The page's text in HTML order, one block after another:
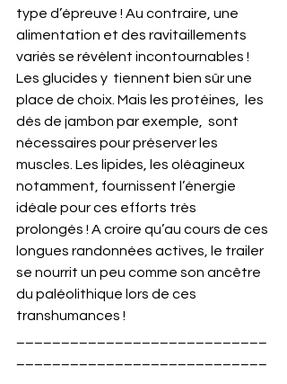
type d’épreuve ! Au contraire, une
alimentation et des ravitaillements
variés se révèlent incontournables !
Les glucides y  tiennent bien sûr une
place de choix. Mais les protéines,  les
dés de jambon par exemple,  sont
nécessaires pour préserver les
muscles. Les lipides, les oléagineux
notamment, fournissent l’énergie
idéale pour ces efforts très
prolongés ! A croire qu’au cours de ces
longues randonnées actives, le trailer
se nourrit un peu comme son ancêtre
du paléolithique lors de ces
transhumances !